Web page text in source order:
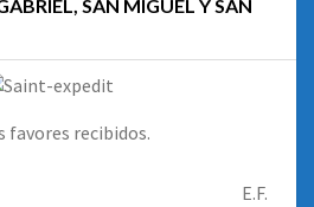
SAN MIGUEL Y SAN
favores recibidos.
E.F.